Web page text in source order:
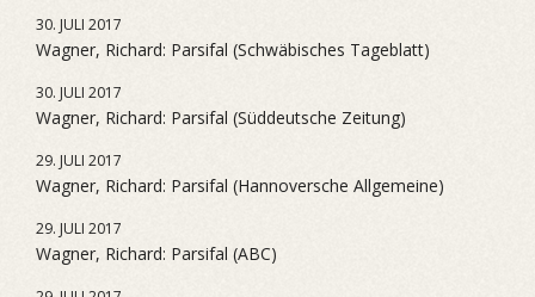
30. JULI 2017
Wagner, Richard: Parsifal (Schwäbisches Tageblatt)
30. JULI 2017
Wagner, Richard: Parsifal (Süddeutsche Zeitung)
29. JULI 2017
Wagner, Richard: Parsifal (Hannoversche Allgemeine)
29. JULI 2017
Wagner, Richard: Parsifal (ABC)